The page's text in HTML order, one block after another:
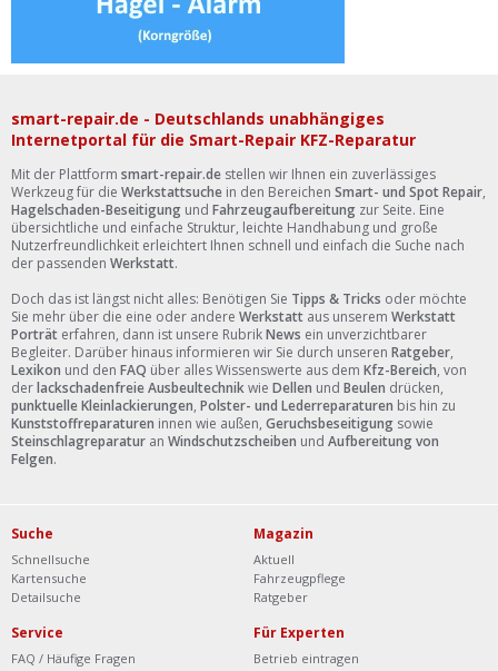
smart-repair.de - Deutschlands unabhängiges
Internetportal für die Smart-Repair KFZ-Reparatur
Mit der Plattform smart-repair.de stellen wir Ihnen ein zuverlässiges
Werkzeug für die Werkstattsuche in den Bereichen Smart- und Spot Repair,
Hagelschaden-Beseitigung und Fahrzeugaufbereitung zur Seite. Eine
übersichtliche und einfache Struktur, leichte Handhabung und große
Nutzerfreundlichkeit erleichtert Ihnen schnell und einfach die Suche nach
der passenden Werkstatt.
Doch das ist längst nicht alles: Benötigen Sie Tipps & Tricks oder möchte
Sie mehr über die eine oder andere Werkstatt aus unserem Werkstatt
Porträt erfahren, dann ist unsere RubrikNews ein unverzichtbarer
Begleiter. Darüber hinaus informieren wir Sie durch unseren Ratgeber,
Lexikon und den FAQ über alles Wissenswerte aus dem Kfz-Bereich, von
derlackschadenfreie Ausbeultechnikwie Dellen und Beulen drücken,
punktuelle Kleinlackierungen, Polster- und Lederreparaturen bis hin zu
Kunststoffreparaturen innen wie außen, Geruchsbeseitigung sowie
Steinschlagreparatur an Windschutzscheiben und Aufbereitung von
Felgen.
Suche
Schnellsuche
Kartensuche
Detailsuche
Magazin
Aktuell
Fahrzeugpflege
Ratgeber
Service
FAQ / Häufige Fragen
Für Experten
Betrieb eintragen